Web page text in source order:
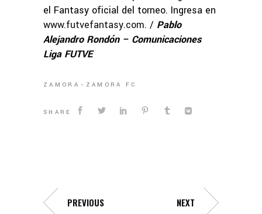
el Fantasy oficial del torneo. Ingresa en
www.futvefantasy.com. / Pablo
Alejandro Rondón – Comunicaciones
Liga FUTVE
ZAMORA ZAMORA FC
SHARE
PREVIOUS NEXT